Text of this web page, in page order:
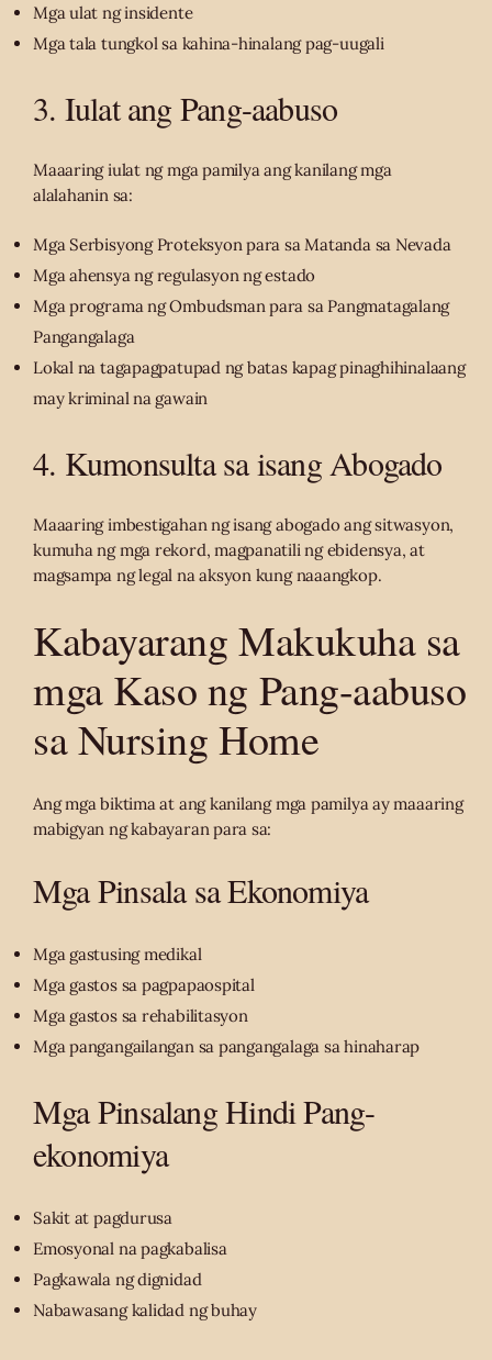
Mga ulat ng insidente
Mga tala tungkol sa kahina-hinalang pag-uugali
3. Iulat ang Pang-aabuso
Maaaring iulat ng mga pamilya ang kanilang mga
alalahanin sa:
Mga Serbisyong Proteksyon para sa Matanda sa Nevada
Mga ahensya ng regulasyon ng estado
Mga programa ng Ombudsman para sa Pangmatagalang
Pangangalaga
Lokal na tagapagpatupad ng batas kapag pinaghihinalaang
may kriminal na gawain
4. Kumonsulta sa isang Abogado
Maaaring imbestigahan ng isang abogado ang sitwasyon,
kumuha ng mga rekord, magpanatili ng ebidensya, at
magsampa ng legal na aksyon kung naaangkop.
Kabayarang Makukuha sa
mga Kaso ng Pang-aabuso
sa Nursing Home
Ang mga biktima at ang kanilang mga pamilya ay maaaring
mabigyan ng kabayaran para sa:
Mga Pinsala sa Ekonomiya
Mga gastusing medikal
Mga gastos sa pagpapaospital
Mga gastos sa rehabilitasyon
Mga pangangailangan sa pangangalaga sa hinaharap
Mga Pinsalang Hindi Pang-
ekonomiya
Sakit at pagdurusa
Emosyonal na pagkabalisa
Pagkawala ng dignidad
Nabawasang kalidad ng buhay